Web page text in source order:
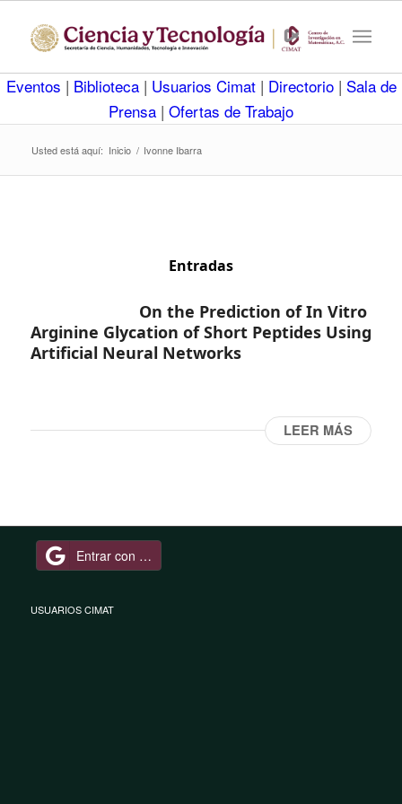
Eventos | Biblioteca | Usuarios Cimat | Directorio | Sala de
Prensa | Ofertas de Trabajo
Usted está aquí: Inicio / Ivonne Ibarra
Entradas
On the Prediction of In Vitro
Arginine Glycation of Short Peptides Using
Artificial Neural Networks
LEER MÁS
Entrar con Google
USUARIOS CIMAT